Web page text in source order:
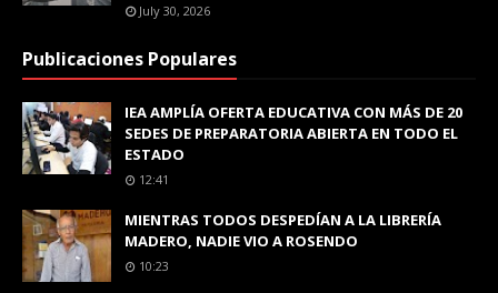
July 30, 2026
Publicaciones Populares
IEA AMPLÍA OFERTA EDUCATIVA CON MÁS DE 20
SEDES DE PREPARATORIA ABIERTA EN TODO EL
ESTADO
12:41
MIENTRAS TODOS DESPEDÍAN A LA LIBRERÍA
MADERO, NADIE VIO A ROSENDO
10:23